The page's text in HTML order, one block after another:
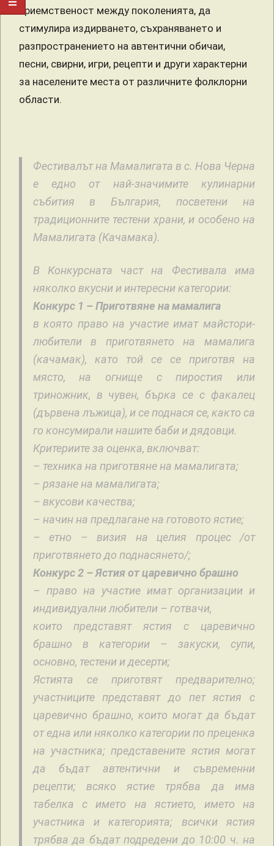
приемственост между поколенията, да
стимулира издирването, съхраняването и
разпространението на автентични обичаи,
песни, свирни, игри, рецепти и други характерни
за населените места от различните фолклорни
области.
Фестивалът на Мамалигата в с. Нова Черна
е едно от най-значимите кулинарни
събития в България, посветени на
традиционните тестени храни, и особено на
Мамалигата (Качамака).
В Конкурсната част на Фестивала има
няколко вкусни и интересни категории:
Конкурс 1 – Приготвяне на мамалига
в която право на участие имат майстори-
любители в приготвянето на мамалига
(качамак), като той се се приготвя на
място, на огнище с пиростия или
триножник, в чувен, бърка се с факалец
(дървена лъжица), и се поднася се, както са
го консумирали нашите баби и дядовци.
Критериите за оценка, включват:
– техника на приготвяне на мамалигата;
– рязане на мамалигата;
– вкусови качества;
– начин на предлагане на готовото ястие;
– етно – визия на целия процес /от
приготвянето до поднасянето/;
Конкурс 2 – Ястия от царевично брашно
– право на участие имат организации и
индивидуални любители – готвачи,
които представят ястия с царевично
брашно в категории – закуски, супи,
основно, тестени и десерти;
Ястията се приготвят предварително;
участниците представят до пет ястия с
царевично брашно, които могат да бъдат
от една или няколко категории по преценка
на участника; представените ястия могат
да бъдат автентични и съвременни
рецепти; всяко ястие трябва да има
табелка с името на ястието, името на
участника и категорията; всички ястия
трябва да бъдат подредени до 10:00 ч. на